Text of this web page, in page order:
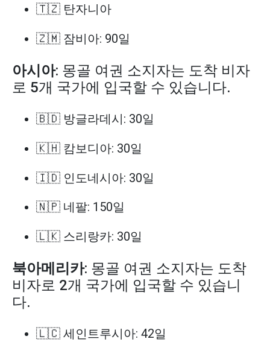
🇹🇿 탄자니아
🇿🇲 잠비아: 90일
아시아: 몽골 여권 소지자는 도착 비자
로 5개 국가에 입국할 수 있습니다.
🇧🇩 방글라데시: 30일
🇰🇭 캄보디아: 30일
🇮🇩 인도네시아: 30일
🇳🇵 네팔: 150일
🇱🇰 스리랑카: 30일
북아메리카: 몽골 여권 소지자는 도착
비자로 2개 국가에 입국할 수 있습니
다.
🇱🇨 세인트루시아: 42일